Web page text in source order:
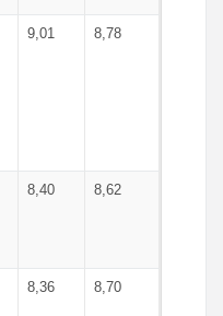
9,01 8,78
8,40 8,62
8,36 8,70